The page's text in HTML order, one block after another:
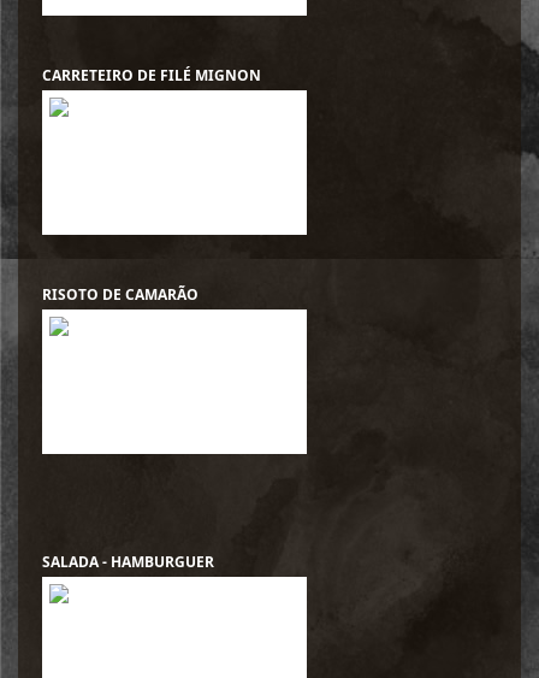
CARRETEIRO DE FILÉ MIGNON
RISOTO DE CAMARÃO
SALADA - HAMBURGUER